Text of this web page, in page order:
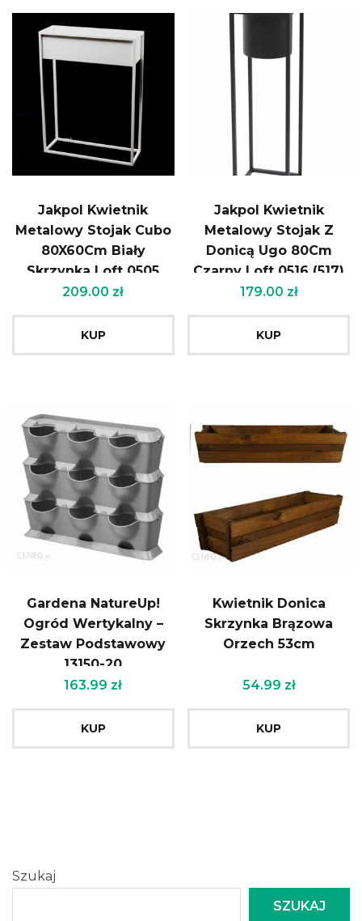
Jakpol Kwietnik
Metalowy Stojak Cubo
80X60Cm Biały
Skrzynka Loft 0505
(5052)
209.00 zł
KUP
Jakpol Kwietnik
Metalowy Stojak Z
Donicą Ugo 80Cm
Czarny Loft 0516 (517)
179.00 zł
KUP
Gardena NatureUp!
Ogród Wertykalny –
Zestaw Podstawowy
13150-20
163.99 zł
KUP
Kwietnik Donica
Skrzynka Brązowa
Orzech 53cm
54.99 zł
KUP
Szukaj
SZUKAJ